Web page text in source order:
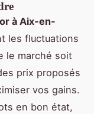
à Aix-en-
les fluctuations
le marché soit
prix proposés
vos gains.
en bon état,